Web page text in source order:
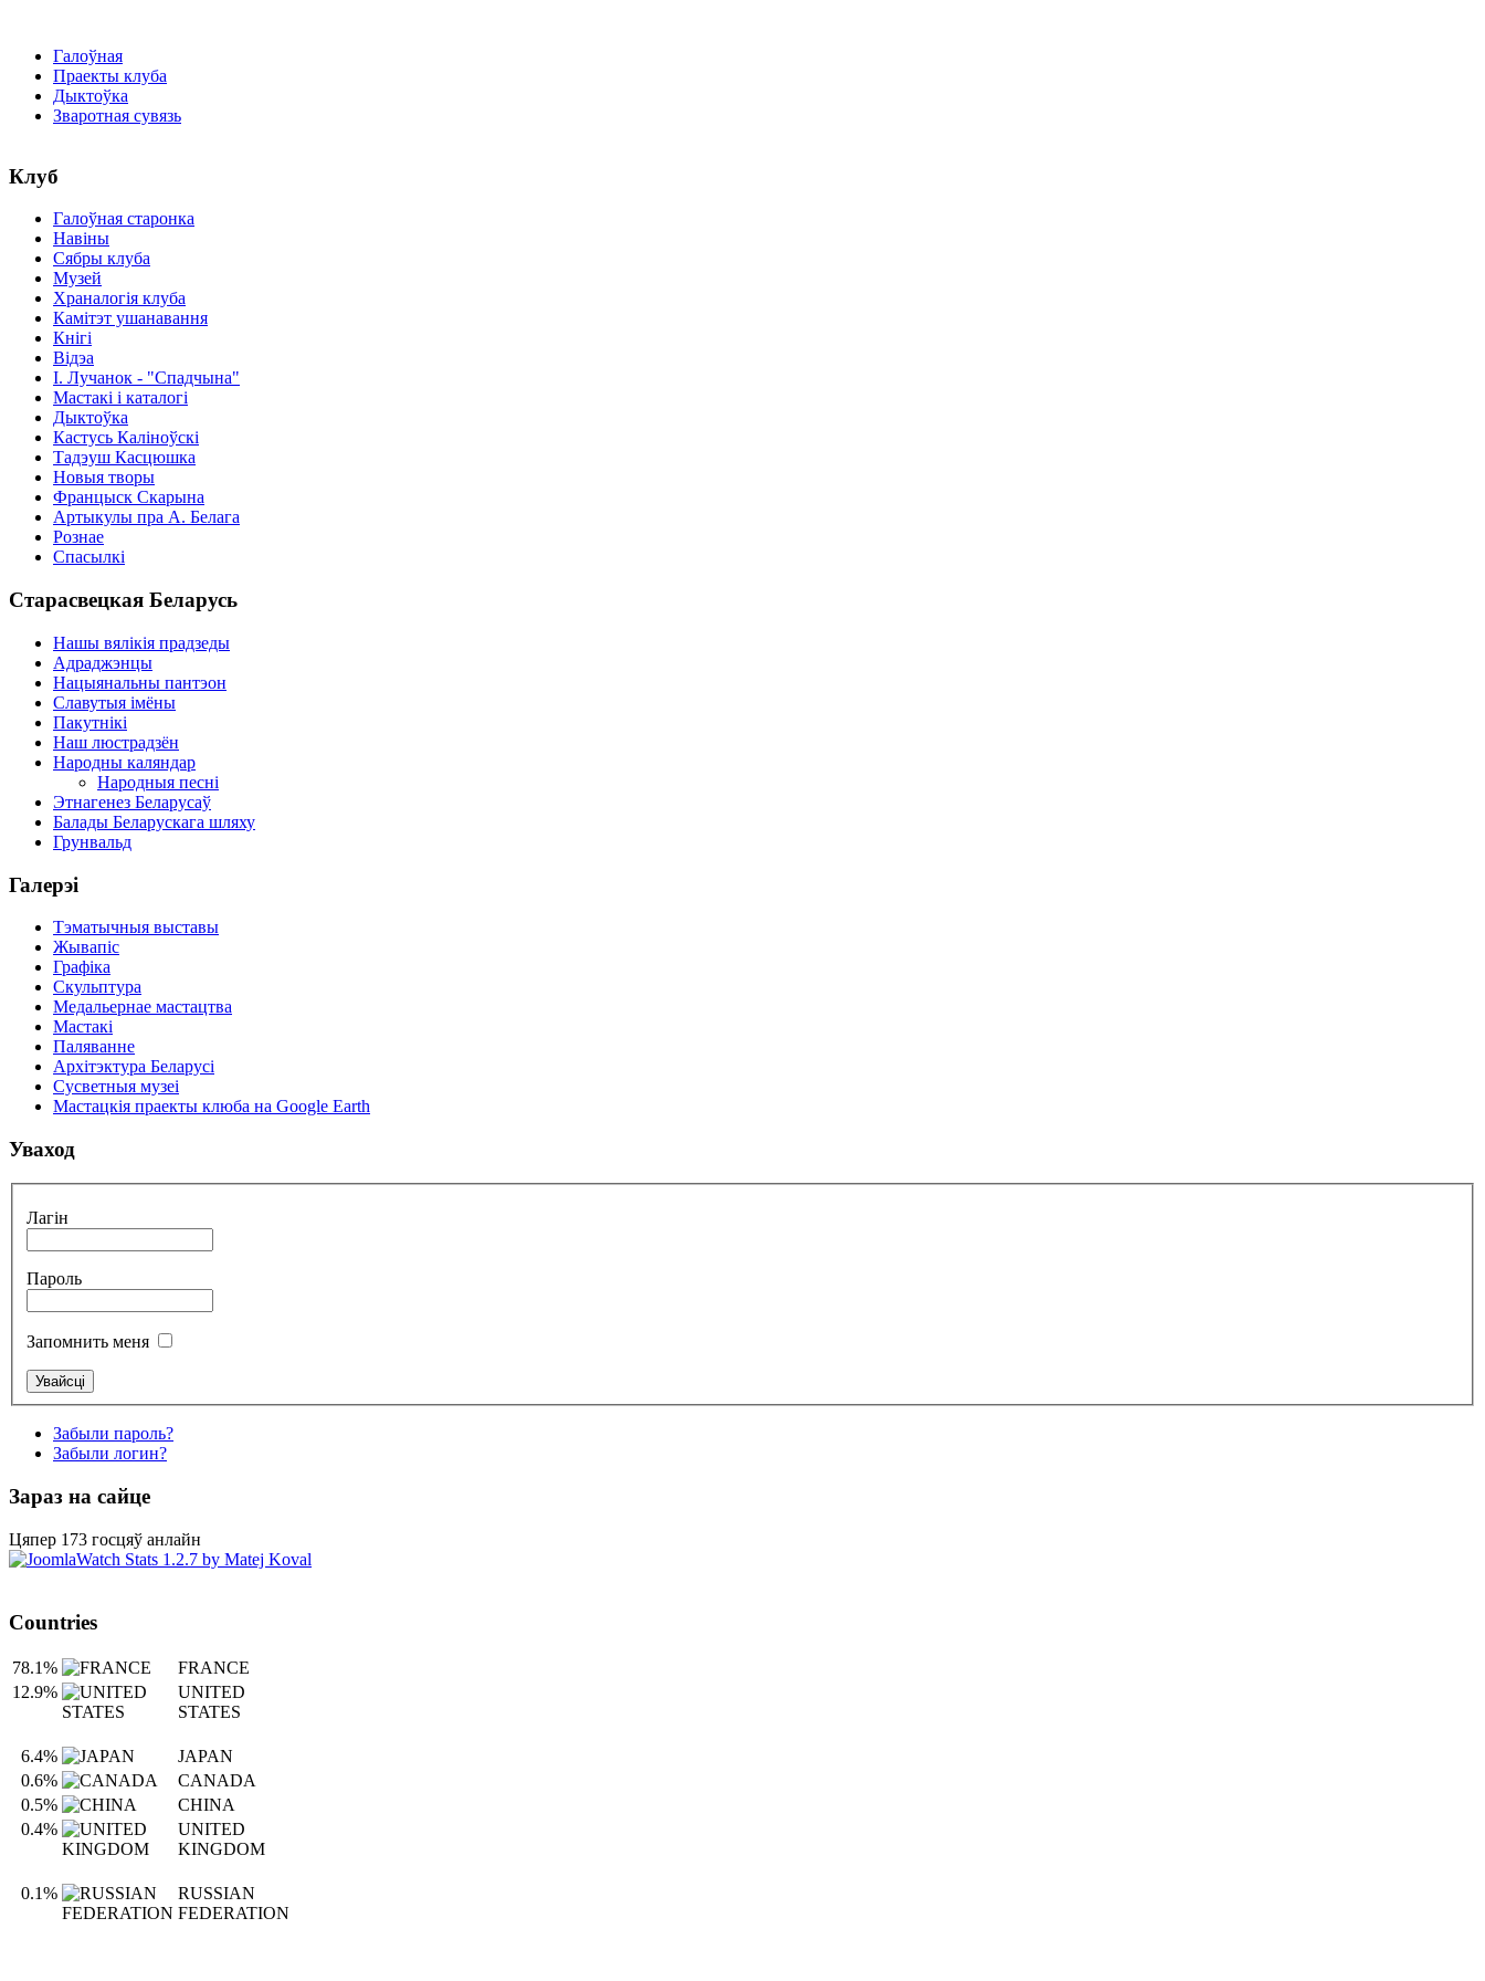
Галоўная
Праекты клуба
Дыктоўка
Зваротная сувязь
Клуб
Галоўная старонка
Навіны
Сябры клуба
Музей
Храналогія клуба
Камітэт ушанавання
Кнігі
Відэа
І. Лучанок - "Спадчына"
Мастакі i каталогi
Дыктоўка
Кастусь Каліноўскі
Тадэуш Касцюшка
Новыя творы
Францыск Скарына
Артыкулы пра А. Белага
Рознае
Спасылкі
Старасвецкая Беларусь
Нашы вялікія прадзеды
Адраджэнцы
Нацыянальны пантэон
Славутыя імёны
Пакутнікі
Наш люстрадзён
Народны каляндар
Народныя песні
Этнагенез Беларусаў
Балады Беларускага шляху
Грунвальд
Галерэі
Тэматычныя выставы
Жывапіс
Графіка
Скульптура
Медальернае мастацтва
Мастакі
Паляванне
Архітэктура Беларусі
Сусветныя музеі
Мастацкія праекты клюба на Google Earth
Уваход
Лагін
Пароль
Запомнить меня
Забыли пароль?
Забыли логин?
Зараз на сайце
Цяпер 173 госцяў анлайн
Countries
78.1%
FRANCE
12.9%
UNITED
STATES
6.4%
JAPAN
0.6%
CANADA
0.5%
CHINA
0.4%
UNITED
KINGDOM
0.1%
RUSSIAN
FEDERATION